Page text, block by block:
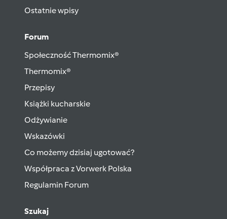
Ostatnie wpisy
Forum
Społeczność Thermomix®
Thermomix®
Przepisy
Książki kucharskie
Odżywianie
Wskazówki
Co możemy dzisiaj ugotować?
Współpraca z Vorwerk Polska
Regulamin Forum
Szukaj